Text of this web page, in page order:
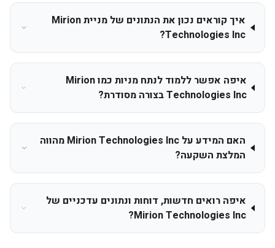
איך קוראים נכון את הנתונים של מניית Mirion
Technologies Inc?
איפה אפשר ללמוד לנתח מניות כמו Mirion
Technologies Inc בצורה מסודרת?
האם המידע על Mirion Technologies Inc מהווה
המלצת השקעה?
איפה רואים חדשות, דוחות ונתונים עדכניים של
Mirion Technologies Inc?